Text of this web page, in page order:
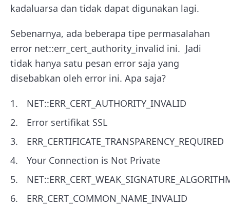
kadaluarsa dan tidak dapat digunakan lagi.
Sebenarnya, ada beberapa tipe permasalahan
error net::err_cert_authority_invalid ini. Jadi
tidak hanya satu pesan error saja yang
disebabkan oleh error ini. Apa saja?
NET::ERR_CERT_AUTHORITY_INVALID
Error sertifikat SSL
ERR_CERTIFICATE_TRANSPARENCY_REQUIRED
Your Connection is Not Private
ERR_CERT_COMMON_NAME_INVALID